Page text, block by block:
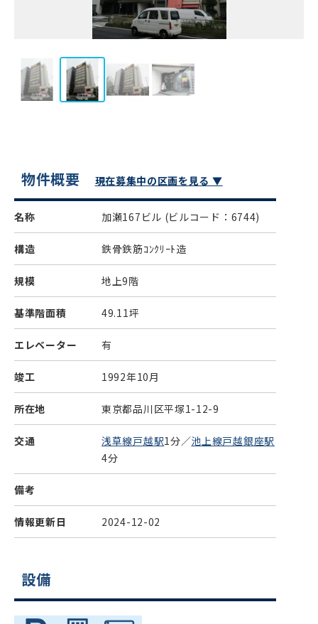
物件概要 現在募集中の区画を見る ▼
名称 加瀬167ビル (ビルコード：6744)
構造 鉄骨鉄筋ｺﾝｸﾘｰﾄ造
規模 地上9階
基準階面積 49.11坪
エレベーター 有
竣工 1992年10月
所在地 東京都品川区平塚1-12-9
交通 浅草線戸越駅1分／池上線戸越銀座駅
4分
備考
情報更新日 2024-12-02
設備